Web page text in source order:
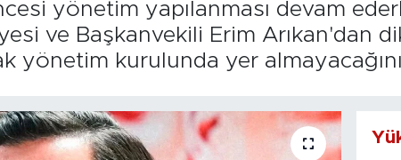
yönetim yapılanması devam
ve Başkanvekili Erim Arıkan'dan
yönetim kurulunda yer almayacağını